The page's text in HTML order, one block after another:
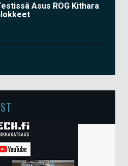
Asus ROG Kithara